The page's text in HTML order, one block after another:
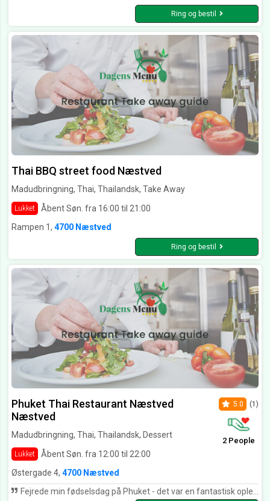
Ring og bestil
Thai BBQ street food Næstved
Madudbringning, Thai, Thailandsk, Take Away
Lukket
Åbent Søn. fra 16:00 til 21:00
Rampen 1, 4700 Næstved
Ring og bestil
Phuket Thai Restaurant Næstved
Næstved
Madudbringning, Thai, Thailandsk, Dessert
Lukket Åbent Søn. fra 12:00 til 22:00
5.0 (1)
2 People
Østergade 4, 4700 Næstved
Fejrede min fødselsdag på Phuket - det var en fantastisk oplevelse med mange spændende og yderst velsmagende retter og rigtig fin betjening - så afgjort 5 ⭐️⭐️⭐️⭐️⭐️